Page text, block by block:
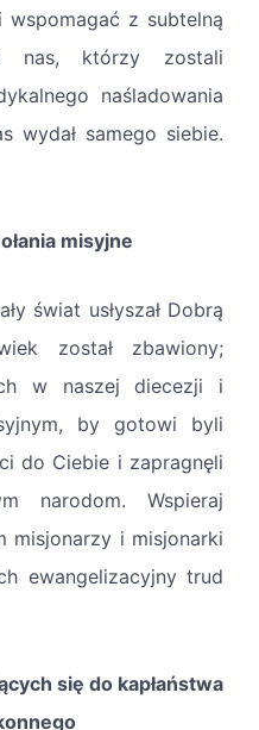
wspomagać z subtelną
nas, którzy zostali
naśladowania
wydał samego siebie.
misyjne
świat usłyszał Dobrą
został zbawiony;
w naszej diecezji i
by gotowi byli
do Ciebie i zapragnęli
narodom. Wspieraj
misjonarzy i misjonarki
ewangelizacyjny trud
się do kapłaństwa